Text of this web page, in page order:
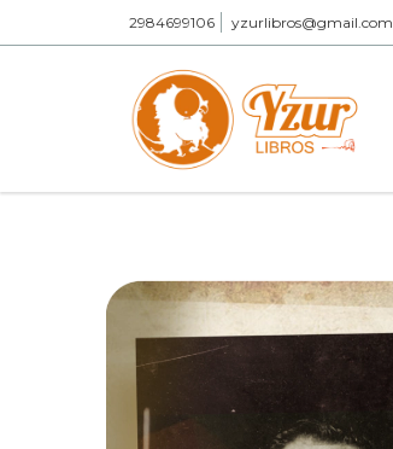
2984699106 yzurlibros@gmail.com